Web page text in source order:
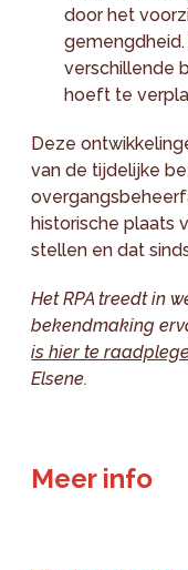
door het
verschillende
hoeft te
Deze
van de tijdelijke
historische plaats
stellen en dat
Het RPA treedt in
bekendmaking
is hier te
Elsene.
Meer info